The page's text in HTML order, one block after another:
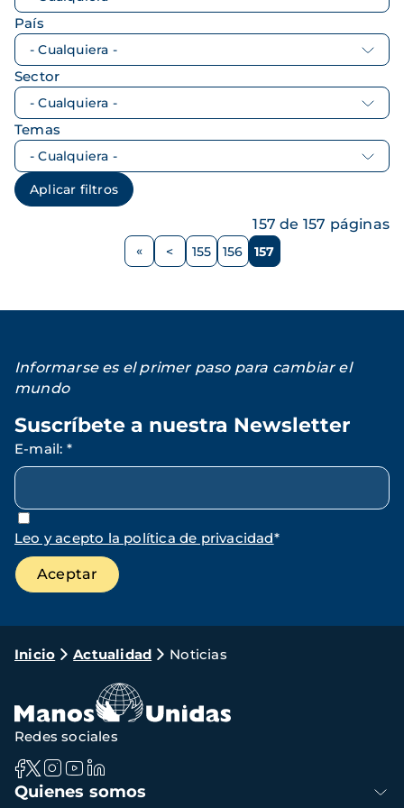
País
Sector
Temas
Página
< Página
155 Página
156 Página
157
157 de 157 páginas
Informarse es el primer paso para cambiar el
mundo
Suscríbete a nuestra Newsletter
E-mail: *
Leo y acepto la política de privacidad*
Ruta
navegación
Inicio Actualidad Noticias
Navegación
Quienes somos
Redes sociales